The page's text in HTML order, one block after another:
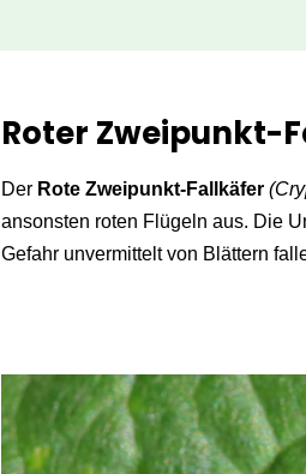
Roter Zweipunkt-
Der Rote Zweipunkt-Fallkäfer
ansonsten roten Flügeln aus. Die
Gefahr unvermittelt von Blättern